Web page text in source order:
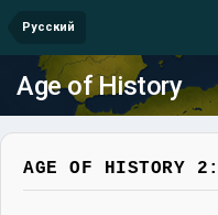
Русский
Age of History
AGE OF HISTORY